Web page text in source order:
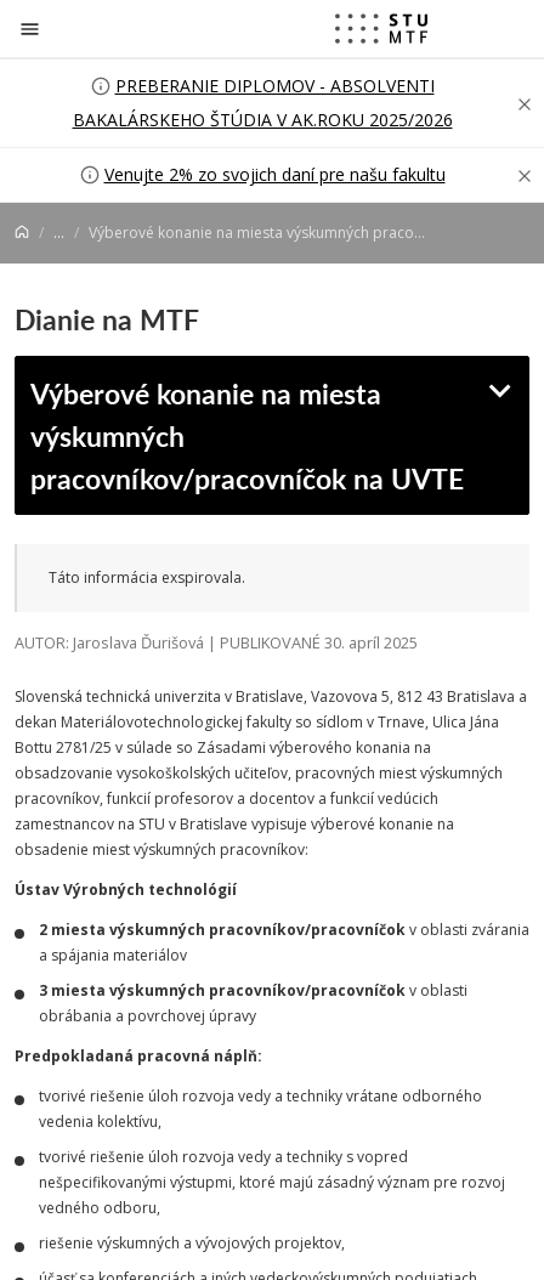
Prejsť na obsah
PREBERANIE DIPLOMOV - ABSOLVENTI
BAKALÁRSKEHO ŠTÚDIA V AK.ROKU 2025/2026
Venujte 2% zo svojich daní pre našu fakultu
... Výberové konanie na miesta výskumných pracovníkov/pracovníčok na UVTE
Dianie na MTF
Výberové konanie na miesta
výskumných
pracovníkov/pracovníčok na UVTE
Táto informácia exspirovala.
AUTOR: Jaroslava Ďurišová | PUBLIKOVANÉ 30. apríl 2025
Slovenská technická univerzita v Bratislave, Vazovova 5, 812 43 Bratislava a
dekan Materiálovotechnologickej fakulty so sídlom v Trnave, Ulica Jána
Bottu 2781/25 v súlade so Zásadami výberového konania na
obsadzovanie vysokoškolských učiteľov, pracovných miest výskumných
pracovníkov, funkcií profesorov a docentov a funkcií vedúcich
zamestnancov na STU v Bratislave vypisuje výberové konanie na
obsadenie miest výskumných pracovníkov:
Ústav Výrobných technológií
2 miesta výskumných pracovníkov/pracovníčokv oblasti zvárania
a spájania materiálov
3 miesta výskumných pracovníkov/pracovníčokv oblasti
obrábania a povrchovej úpravy
Predpokladaná pracovná náplň:
tvorivé riešenie úloh rozvoja vedy a techniky vrátane odborného
vedenia kolektívu,
tvorivé riešenie úloh rozvoja vedy a techniky s vopred
nešpecifikovanými výstupmi, ktoré majú zásadný význam pre rozvoj
vedného odboru,
riešenie výskumných a vývojových projektov,